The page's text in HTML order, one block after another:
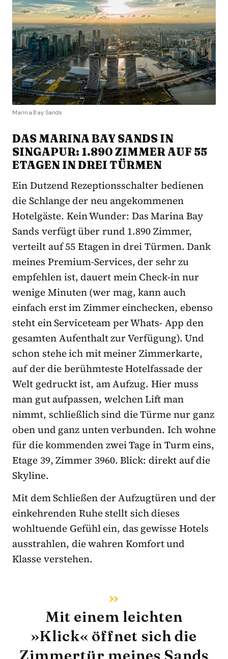
Marina Bay Sands
DAS MARINA BAY SANDS IN
SINGAPUR: 1.890 ZIMMER AUF 55
ETAGEN IN DREI TÜRMEN
Ein Dutzend Rezeptionsschalter bedienen
die Schlange der neu angekommenen
Hotelgäste. Kein Wunder: Das Marina Bay
Sands verfügt über rund 1.890 Zimmer,
verteilt auf 55 Etagen in drei Türmen. Dank
meines Premium-Services, der sehr zu
empfehlen ist, dauert mein Check-in nur
wenige Minuten (wer mag, kann auch
einfach erst im Zimmer einchecken, ebenso
steht ein Serviceteam per Whats- App den
gesamten Aufenthalt zur Verfügung). Und
schon stehe ich mit meiner Zimmerkarte,
auf der die berühmteste Hotelfassade der
Welt gedruckt ist, am Aufzug. Hier muss
man gut aufpassen, welchen Lift man
nimmt, schließlich sind die Türme nur ganz
oben und ganz unten verbunden. Ich wohne
für die kommenden zwei Tage in Turm eins,
Etage 39, Zimmer 3960. Blick: direkt auf die
Skyline.
Mit dem Schließen der Aufzugtüren und der
einkehrenden Ruhe stellt sich dieses
wohltuende Gefühl ein, das gewisse Hotels
ausstrahlen, die wahren Komfort und
Klasse verstehen.
Mit einem leichten
»Klick« öffnet sich die
Zimmertür meines Sands